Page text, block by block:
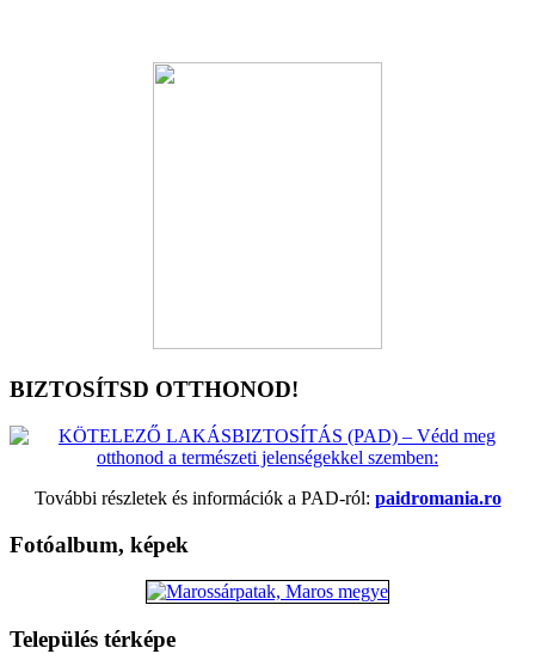
BIZTOSÍTSD OTTHONOD!
További részletek és információk a PAD-ról: paidromania.ro
Fotóalbum, képek
Település térképe